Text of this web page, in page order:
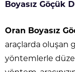
Boyasız Göçük
Oran Boyasız
araçlarda oluşan
yöntemlerle